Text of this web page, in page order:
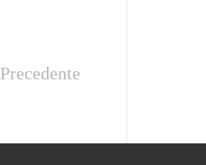
Precedente